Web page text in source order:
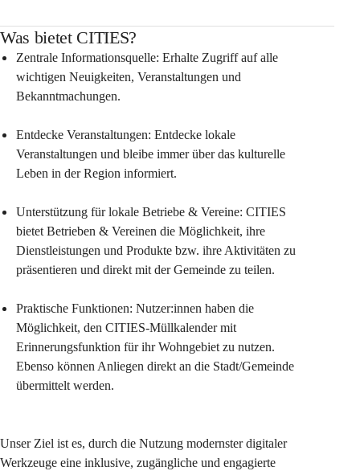
Was bietet CITIES?
Zentrale Informationsquelle: Erhalte Zugriff auf alle
wichtigen Neuigkeiten, Veranstaltungen und
Bekanntmachungen.
Entdecke Veranstaltungen: Entdecke lokale
Veranstaltungen und bleibe immer über das kulturelle
Leben in der Region informiert.
Unterstützung für lokale Betriebe & Vereine: CITIES
bietet Betrieben & Vereinen die Möglichkeit, ihre
Dienstleistungen und Produkte bzw. ihre Aktivitäten zu
präsentieren und direkt mit der Gemeinde zu teilen.
Praktische Funktionen: Nutzer:innen haben die
Möglichkeit, den CITIES-Müllkalender mit
Erinnerungsfunktion für ihr Wohngebiet zu nutzen.
Ebenso können Anliegen direkt an die Stadt/Gemeinde
übermittelt werden.
Unser Ziel ist es, durch die Nutzung modernster digitaler
Werkzeuge eine inklusive, zugängliche und engagierte